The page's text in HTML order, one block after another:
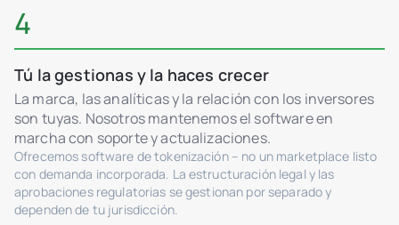
4
Tú la gestionas y la haces crecer
La marca, las analíticas y la relación con los inversores
son tuyas. Nosotros mantenemos el software en
marcha con soporte y actualizaciones.
Ofrecemos software de tokenización – no un marketplace listo
con demanda incorporada. La estructuración legal y las
aprobaciones regulatorias se gestionan por separado y
dependen de tu jurisdicción.